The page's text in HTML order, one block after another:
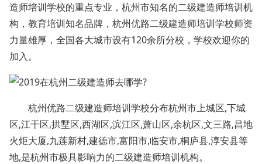
造师培训学校的重点专业，杭州市知名的二级建造师培训机
构，教育培训知名品牌，杭州优路二级建造师培训学校师资
力量雄厚，全国各大城市设有120余所分校，学校欢迎你的
加入。
杭州优路二级建造师培训学校分布杭州市上城区,下城
区,江干区,拱墅区,西湖区,滨江区,萧山区,余杭区,文三路,昌地
火炬大厦,九莲新村,建德市,富阳市,临安市,桐庐县,淳安县等
地,是杭州市极具影响力的二级建造师培训机构。